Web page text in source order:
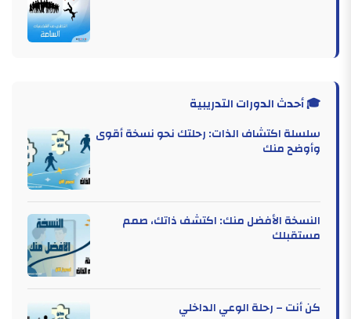
🎓 أحدث الدورات التدريبية
سلسلة اكتشاف الذات: رحلتك نحو نسخة أقوى
وأوضح منك
النسخة الأفضل منك: اكتشف ذاتك، صمم
مستقبلك
كن أنت – رحلة الوعي الداخلي